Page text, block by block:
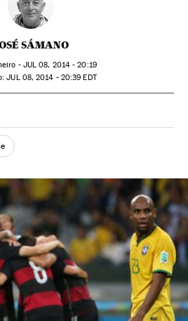
SÁMANO
- JUL 08, 2014 - 20:19
JUL08, 2014 - 20:39 EDT
Redes Sociales